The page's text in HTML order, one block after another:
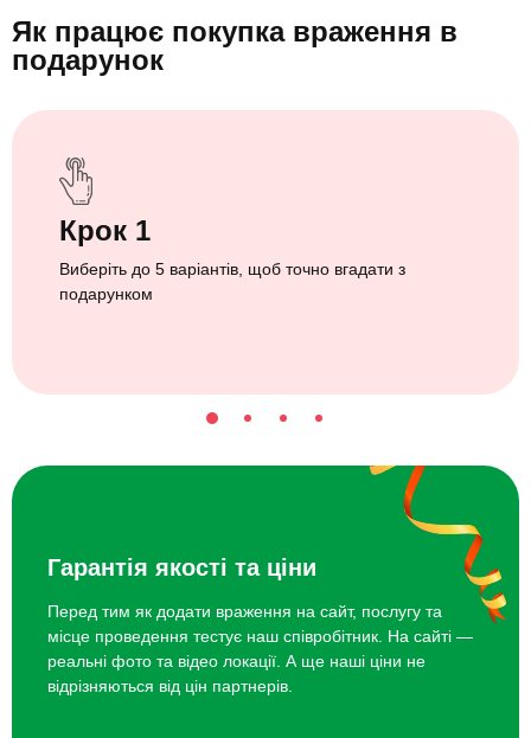
Як працює покупка враження в
подарунок
Крок 1
Виберіть до 5 варіантів, щоб точно вгадати з
подарунком
Гарантія якості та ціни
Перед тим як додати враження на сайт, послугу та
місце проведення тестує наш співробітник. На сайті —
реальні фото та відео локації. А ще наші ціни не
відрізняються від цін партнерів.